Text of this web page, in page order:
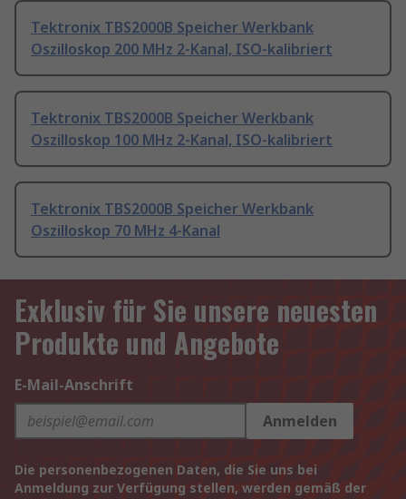
Tektronix TBS2000B Speicher Werkbank
Oszilloskop 200 MHz 2-Kanal, ISO-kalibriert
Tektronix TBS2000B Speicher Werkbank
Oszilloskop 100 MHz 2-Kanal, ISO-kalibriert
Tektronix TBS2000B Speicher Werkbank
Oszilloskop 70 MHz 4-Kanal
Exklusiv für Sie unsere neuesten
Produkte und Angebote
E-Mail-Anschrift
Anmelden
Die personenbezogenen Daten, die Sie uns bei
Anmeldung zur Verfügung stellen, werden gemäß der